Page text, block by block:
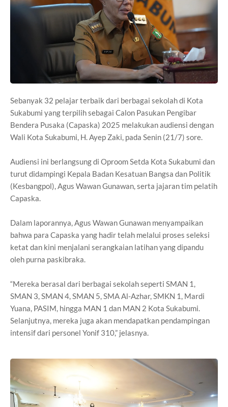
Sebanyak 32 pelajar terbaik dari berbagai sekolah di Kota
Sukabumi yang terpilih sebagai Calon Pasukan Pengibar
Bendera Pusaka (Capaska) 2025 melakukan audiensi dengan
Wali Kota Sukabumi, H. Ayep Zaki, pada Senin (21/7) sore.
Audiensi ini berlangsung di Oproom Setda Kota Sukabumi dan
turut didampingi Kepala Badan Kesatuan Bangsa dan Politik
(Kesbangpol), Agus Wawan Gunawan, serta jajaran tim pelatih
Capaska.
Dalam laporannya, Agus Wawan Gunawan menyampaikan
bahwa para Capaska yang hadir telah melalui proses seleksi
ketat dan kini menjalani serangkaian latihan yang dipandu
oleh purna paskibraka.
“Mereka berasal dari berbagai sekolah seperti SMAN 1,
SMAN 3, SMAN 4, SMAN 5, SMA Al-Azhar, SMKN 1, Mardi
Yuana, PASIM, hingga MAN 1 dan MAN 2 Kota Sukabumi.
Selanjutnya, mereka juga akan mendapatkan pendampingan
intensif dari personel Yonif 310,” jelasnya.